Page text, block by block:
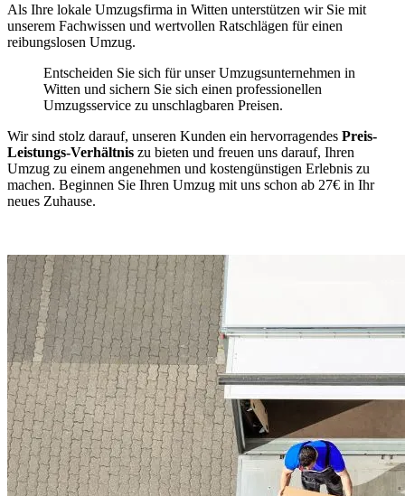
Als Ihre lokale Umzugsfirma in Witten unterstützen wir Sie mit
unserem Fachwissen und wertvollen Ratschlägen für einen
reibungslosen Umzug.
Entscheiden Sie sich für unser Umzugsunternehmen in
Witten und sichern Sie sich einen professionellen
Umzugsservice zu unschlagbaren Preisen.
Wir sind stolz darauf, unseren Kunden ein hervorragendes Preis-
Leistungs-Verhältnis zu bieten und freuen uns darauf, Ihren
Umzug zu einem angenehmen und kostengünstigen Erlebnis zu
machen. Beginnen Sie Ihren Umzug mit uns schon ab 27€ in Ihr
neues Zuhause.